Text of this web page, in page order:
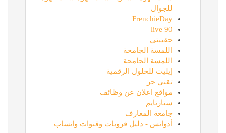
للجوال
FrenchieDay
90 live
حقيبتي
اللمسة الجامحة
اللمسة الجامحة
إيليت للحلول الرقمية
تقني حر
مواقع اعلان عن وظائف
ستارتايم
جامعة المعارف
أدواتس - دليل قروبات وقنوات واتساب